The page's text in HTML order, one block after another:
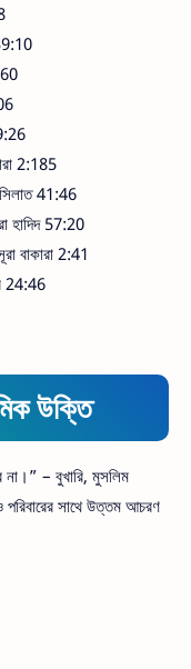
2:185
41:46
হাদিদ 57:20
বাকারা 2:41
24:46
উক্তি
না।” – বুখারি, মুসলিম
পরিবারের সাথে উত্তম আচরণ